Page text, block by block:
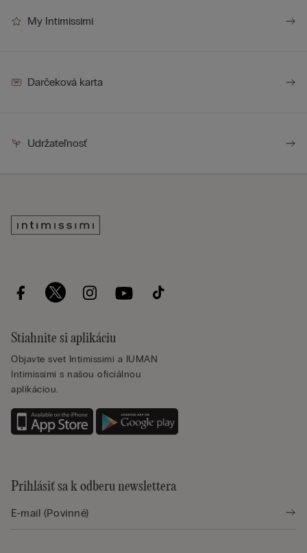
My Intimissimi
Darčeková karta
Udržateľnosť
Stiahnite si aplikáciu
Objavte svet Intimissimi a IUMAN
Intimissimi s našou oficiálnou
aplikáciou.
Prihlásiť sa k odberu newslettera